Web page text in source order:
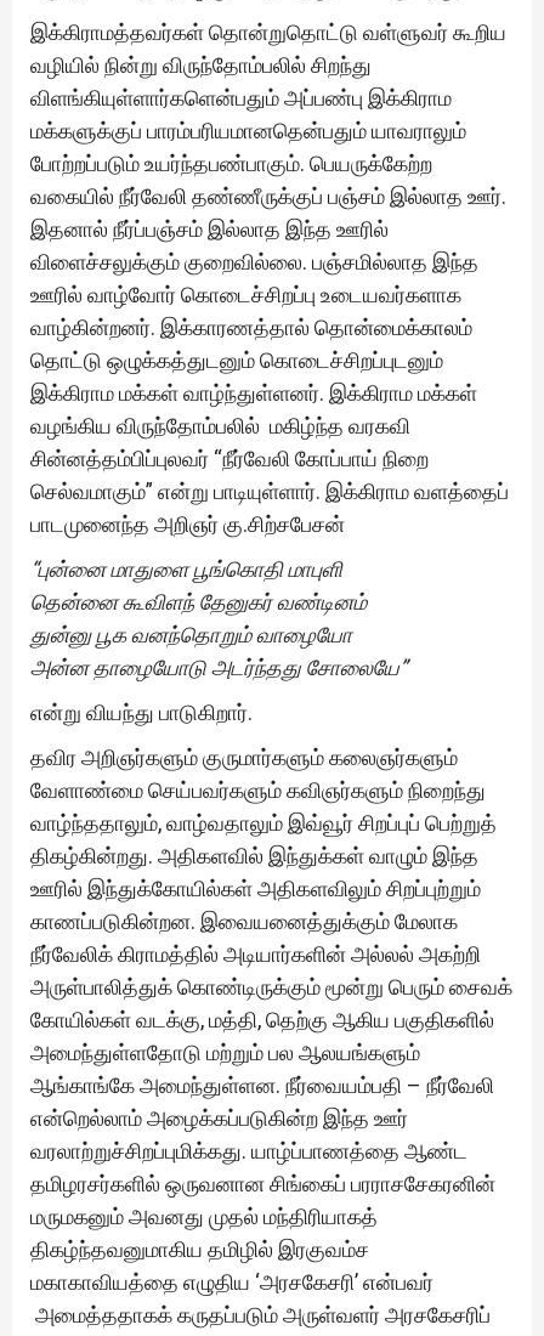
இக்கிராமத்தவர்கள் தொன்றுதொட்டு வள்ளுவர் கூறிய
வழியில் நின்று விருந்தோம்பலில் சிறந்து
விளங்கியுள்ளார்களென்பதும் அப்பண்பு இக்கிராம
மக்களுக்குப் பாரம்பரியமானதென்பதும் யாவராலும்
போற்றப்படும் உயர்ந்தபண்பாகும். பெயருக்கேற்ற
வகையில் நீர்வேலி தண்ணீருக்குப் பஞ்சம் இல்லாத ஊர்.
இதனால் நீர்ப்பஞ்சம் இல்லாத இந்த ஊரில்
விளைச்சலுக்கும் குறைவில்லை. பஞ்சமில்லாத இந்த
ஊரில் வாழ்வோர் கொடைச்சிறப்பு உடையவர்களாக
வாழ்கின்றனர். இக்காரணத்தால் தொன்மைக்காலம்
தொட்டு ஒழுக்கத்துடனும் கொடைச்சிறப்புடனும்
இக்கிராம மக்கள் வாழ்ந்துள்ளனர். இக்கிராம மக்கள்
வழங்கிய விருந்தோம்பலில் மகிழ்ந்த வரகவி
சின்னத்தம்பிப்புலவர் “நீர்வேலி கோப்பாய் நிறை
செல்வமாகும்” என்று பாடியுள்ளார். இக்கிராம வளத்தைப்
பாடமுனைந்த அறிஞர் கு.சிற்சபேசன்
“புன்னை மாதுளை பூங்கொதி மாபுளி
தென்னை கூவிளந் தேனுகர் வண்டினம்
துன்னு பூக வனந்தொறும் வாழையோ
அன்ன தாழையோடு அடர்ந்தது சோலையே”
என்று வியந்து பாடுகிறார்.
தவிர அறிஞர்களும் குருமார்களும் கலைஞர்களும்
வேளாண்மை செய்பவர்களும் கவிஞர்களும் நிறைந்து
வாழ்ந்ததாலும், வாழ்வதாலும் இவ்வூர் சிறப்புப் பெற்றுத்
திகழ்கின்றது. அதிகளவில் இந்துக்கள் வாழும் இந்த
ஊரில் இந்துக்கோயில்கள் அதிகளவிலும் சிறப்புற்றும்
காணப்படுகின்றன. இவையனைத்துக்கும் மேலாக
நீர்வேலிக் கிராமத்தில் அடியார்களின் அல்லல் அகற்றி
அருள்பாலித்துக் கொண்டிருக்கும் மூன்று பெரும் சைவக்
கோயில்கள் வடக்கு, மத்தி, தெற்கு ஆகிய பகுதிகளில்
அமைந்துள்ளதோடு மற்றும் பல ஆலயங்களும்
ஆங்காங்கே அமைந்துள்ளன. நீர்வையம்பதி – நீர்வேலி
என்றெல்லாம் அழைக்கப்படுகின்ற இந்த ஊர்
வரலாற்றுச்சிறப்புமிக்கது. யாழ்ப்பாணத்தை ஆண்ட
தமிழரசர்களில் ஒருவனான சிங்கைப் பரராசசேகரனின்
மருமகனும் அவனது முதல் மந்திரியாகத்
திகழ்ந்தவனுமாகிய தமிழில் இரகுவம்ச
மகாகாவியத்தை எழுதிய ‘அரசகேசரி’ என்பவர்
அமைத்ததாகக் கருதப்படும் அருள்வளர் அரசகேசரிப்